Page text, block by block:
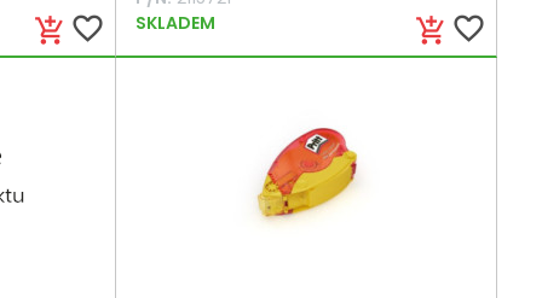
add_shopping_cart favorite_border add_shopping_cart favorite_border
SKLADEM